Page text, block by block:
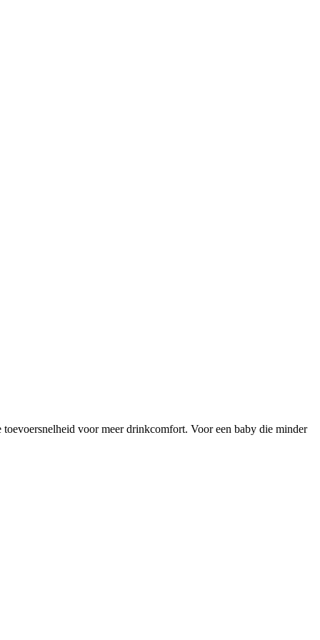
toevoersnelheid voor meer drinkcomfort. Voor een baby die minder